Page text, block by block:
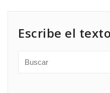
Escribe el